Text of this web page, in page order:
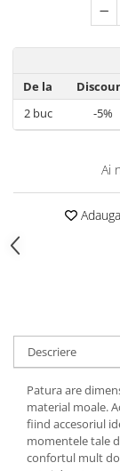
De la
2buc -5%
Ai
Descriere
Patura are
material moale.
fiind accesoriul
momentele tale
confortul mult